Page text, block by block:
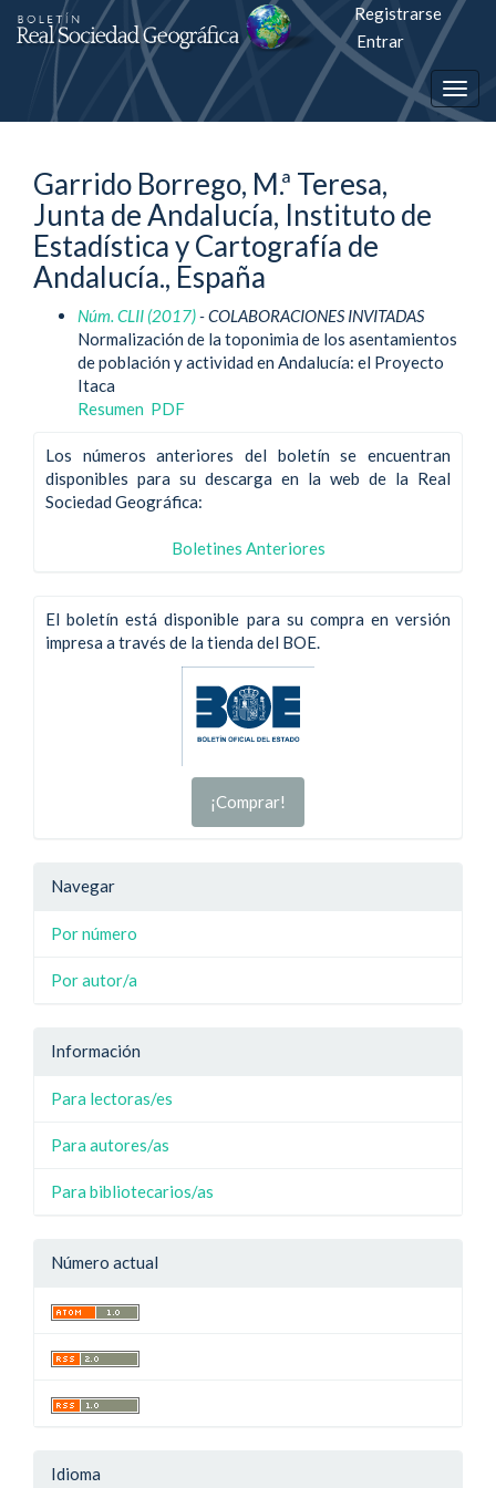
Salto
rápiso
a
página
de
contenido
Navegación
principal
Contenido
principal
Barra
Registrarse
Entrar
Garrido Borrego, M.ª Teresa,
Junta de Andalucía, Instituto de
Estadística y Cartografía de
Andalucía., España
Núm. CLII (2017)- COLABORACIONES INVITADAS
Normalización de la toponimia de los asentamientos
de población y actividad en Andalucía: el Proyecto
Itaca
Resumen PDF
Los números anteriores del boletín se encuentran
disponibles para su descarga en la web de la Real
Sociedad Geográfica:
Boletines Anteriores
El boletín está disponible para su compra en versión
impresa a través de la tienda del BOE.
¡Comprar!
Navegar
Por número
Por autor/a
Información
Para lectoras/es
Para autores/as
Para bibliotecarios/as
Número actual
Idioma